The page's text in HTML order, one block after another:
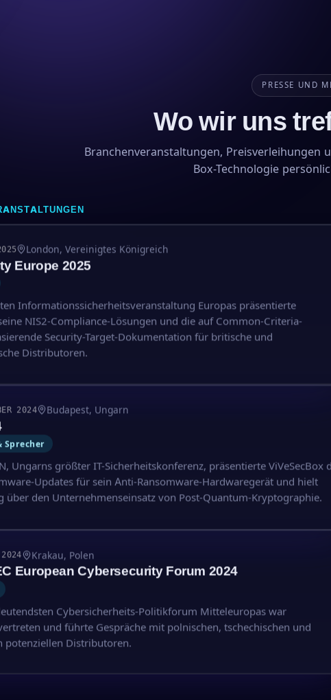
PRESSE UND
Wo wir uns
Branchenveranstaltungen, Preisverleihungen
Box-Technologie
London, Vereinigtes Königreich
Europe 2025
Informationssicherheitsveranstaltung Europas präsentierte
NIS2-Compliance-Lösungen und die auf Common-Criteria-
Security-Target-Dokumentation für britische und
Distributoren.
2024 Budapest, Ungarn
Sprecher
Ungarns größter IT-Sicherheitskonferenz, präsentierte ViVeSecBox
Updates für sein Anti-Ransomware-Hardwaregerät und hielt
über den Unternehmenseinsatz von Post-Quantum-Kryptographie.
Krakau, Polen
European Cybersecurity Forum 2024
Cybersicherheits-Politikforum Mitteleuropas war
und führte Gespräche mit polnischen, tschechischen und
potenziellen Distributoren.